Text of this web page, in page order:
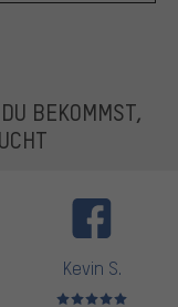
BEKOMMST,
Kevin S.
Bewertungen: 5 von 5